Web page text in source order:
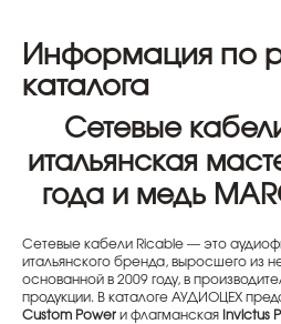
Информация по
каталога
Сетевые
итальянская
года и медь
Сетевые кабели Ricable — это
итальянского бренда, выросшего из
основанной в 2009 году, в
продукции. В каталоге АУДИОЦЕХ
Custom Power и флагманская Invictus